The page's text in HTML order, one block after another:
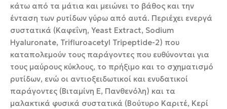
κάτω από τα μάτια και μειώνει το βάθος και την
ένταση των ρυτίδων γύρω από αυτά. Περιέχει ενεργά
συστατικά (Καφεΐνη, Yeast Extract, Sodium
Hyaluronate, Trifluroacetyl Tripeptide-2) που
καταπολεμούν τους παράγοντες που ευθύνονται για
τους μαύρους κύκλους, το πρήξιμο και το σχηματισμό
ρυτίδων, ενώ οι αντιοξειδωτικοί και ενυδατικοί
παράγοντες (Βιταμίνη Ε, Πανθενόλη) και τα
μαλακτικά φυσικά συστατικά (Βούτυρο Καριτέ, Κερί